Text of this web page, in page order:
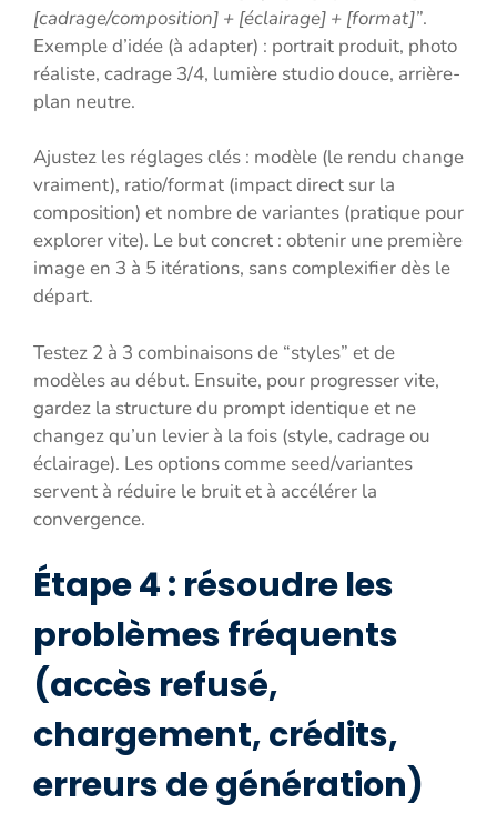
[cadrage/composition] + [éclairage] + [format]”.
Exemple d’idée (à adapter) : portrait produit, photo
réaliste, cadrage 3/4, lumière studio douce, arrière-
plan neutre.
Ajustez les réglages clés : modèle (le rendu change
vraiment), ratio/format (impact direct sur la
composition) et nombre de variantes (pratique pour
explorer vite). Le but concret : obtenir une première
image en 3 à 5 itérations, sans complexifier dès le
départ.
Testez 2 à 3 combinaisons de “styles” et de
modèles au début. Ensuite, pour progresser vite,
gardez la structure du prompt identique et ne
changez qu’un levier à la fois (style, cadrage ou
éclairage). Les options comme seed/variantes
servent à réduire le bruit et à accélérer la
convergence.
Étape 4 : résoudre les
problèmes fréquents
(accès refusé,
chargement, crédits,
erreurs de génération)